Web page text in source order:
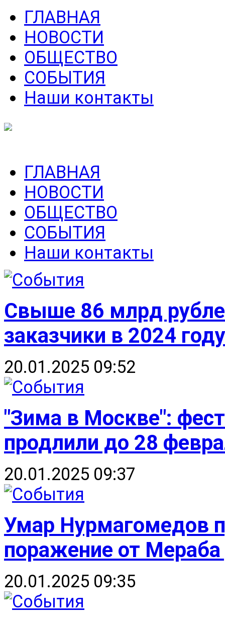
ГЛАВНАЯ
НОВОСТИ
ОБЩЕСТВО
СОБЫТИЯ
Наши контакты
ГЛАВНАЯ
НОВОСТИ
ОБЩЕСТВО
СОБЫТИЯ
Наши контакты
Свыше 86 млрд
заказчики в 2024
20.01.2025 09:52
"Зима в Москве":
продлили до 28
20.01.2025 09:37
Умар Нурмагомедов
поражение от
20.01.2025 09:35